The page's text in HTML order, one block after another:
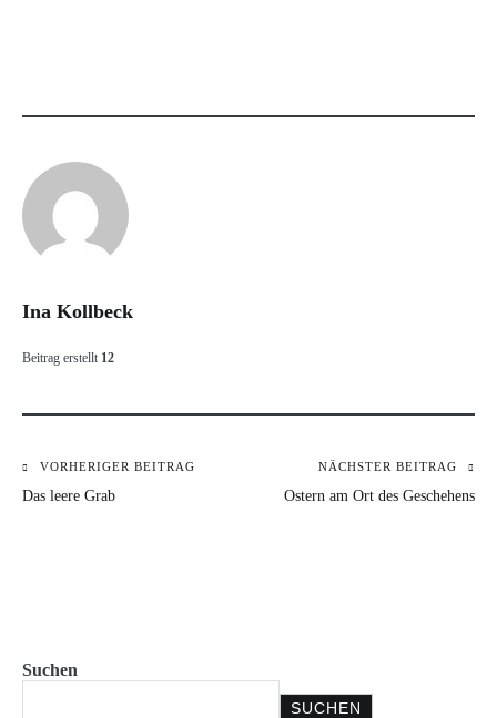
Ina Kollbeck
Beitrag erstellt 12
Beitragsnavigation
VORHERIGER BEITRAG
Das leere Grab
NÄCHSTER BEITRAG
Ostern am Ort des Geschehens
Suchen
SUCHEN